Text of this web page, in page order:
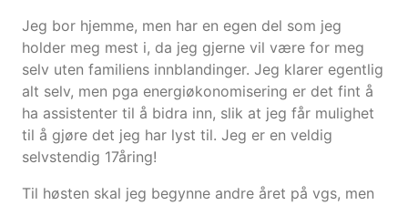
Jeg bor hjemme, men har en egen del som jeg
holder meg mest i, da jeg gjerne vil være for meg
selv uten familiens innblandinger. Jeg klarer egentlig
alt selv, men pga energiøkonomisering er det fint å
ha assistenter til å bidra inn, slik at jeg får mulighet
til å gjøre det jeg har lyst til. Jeg er en veldig
selvstendig 17åring!
Til høsten skal jeg begynne andre året på vgs, men